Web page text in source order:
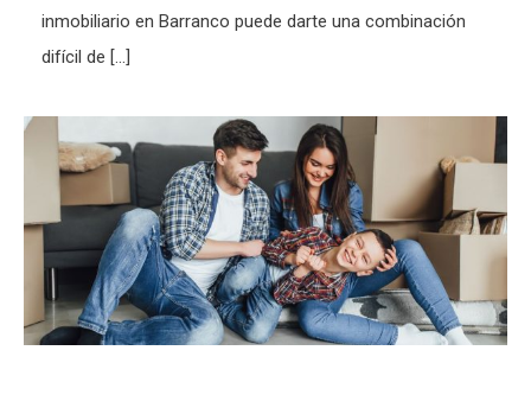
inmobiliario en Barranco puede darte una combinación
difícil de […]